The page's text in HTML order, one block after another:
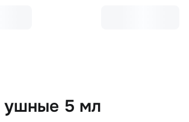
ушные 5 мл